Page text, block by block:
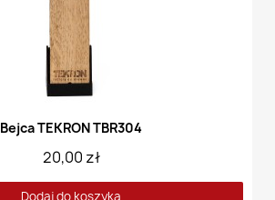
Bejca TEKRON TBR304
20,00 zł
Dodaj do koszyka